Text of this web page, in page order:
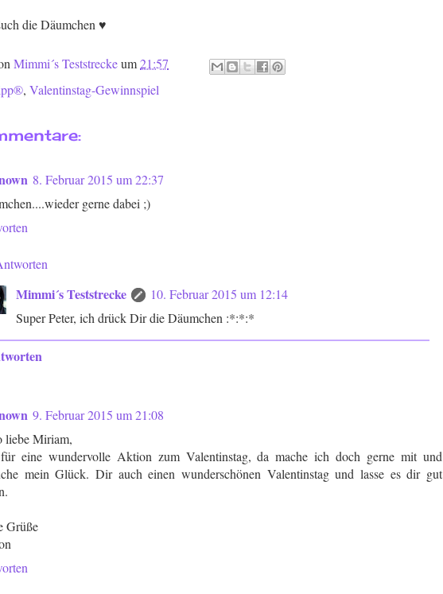
die Däumchen ♥
Mimmi´s Teststreckeum21:57
, Valentinstag-Gewinnspiel
8. Februar 2015 um 22:37
gerne dabei ;)
Mimmi´s Teststrecke
10. Februar 2015 um 12:14
Super Peter, ich drück Dir die Däumchen :*:*:*
9. Februar 2015 um 21:08
liebe Miriam,
eine wundervolle Aktion zum Valentinstag, da mache ich doch gerne mit und
mein Glück. Dir auch einen wunderschönen Valentinstag und lasse es dir gut
Grüße